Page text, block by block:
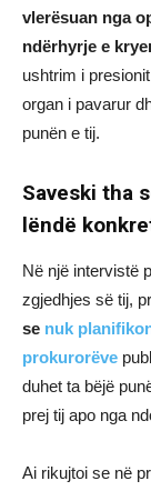
vlerësuan nga
ndërhyrje e
ushtrim i
organ i pavarur
punën e tij.
Saveski tha
lëndë
Në një intervistë
zgjedhjes së tij,
se nuk
prokurorëve
duhet ta bëjë
prej tij apo nga
Ai rikujtoi se në